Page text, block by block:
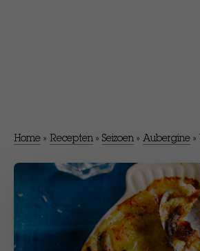
Home » Recepten » Seizoen » Aubergine »